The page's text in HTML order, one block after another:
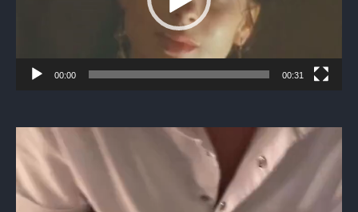
00:00 00:31
Видеоплеер